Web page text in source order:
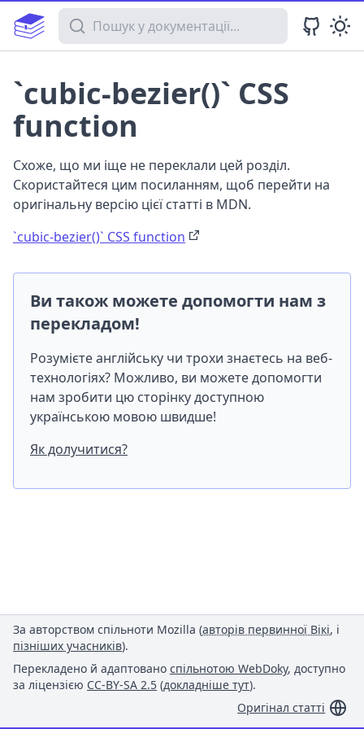
Пошук у документації
`cubic-bezier()` CSS
function
Схоже, що ми іще не переклали цей розділ.
Скористайтеся цим посиланням, щоб перейти на
оригінальну версію цієї статті в MDN.
`cubic-bezier()` CSS function
Ви також можете допомогти нам з
перекладом!
Розумієте англійську чи трохи знаєтесь на веб-
технологіях? Можливо, ви можете допомогти
нам зробити цю сторінку доступною
українською мовою швидше!
Як долучитися?
За авторством спільноти Mozilla (авторів первинної Вікі, і
пізніших учасників).
Перекладено й адаптовано спільнотою WebDoky, доступно
за ліцензією CC-BY-SA 2.5 (докладніше тут).
Оригінал статті